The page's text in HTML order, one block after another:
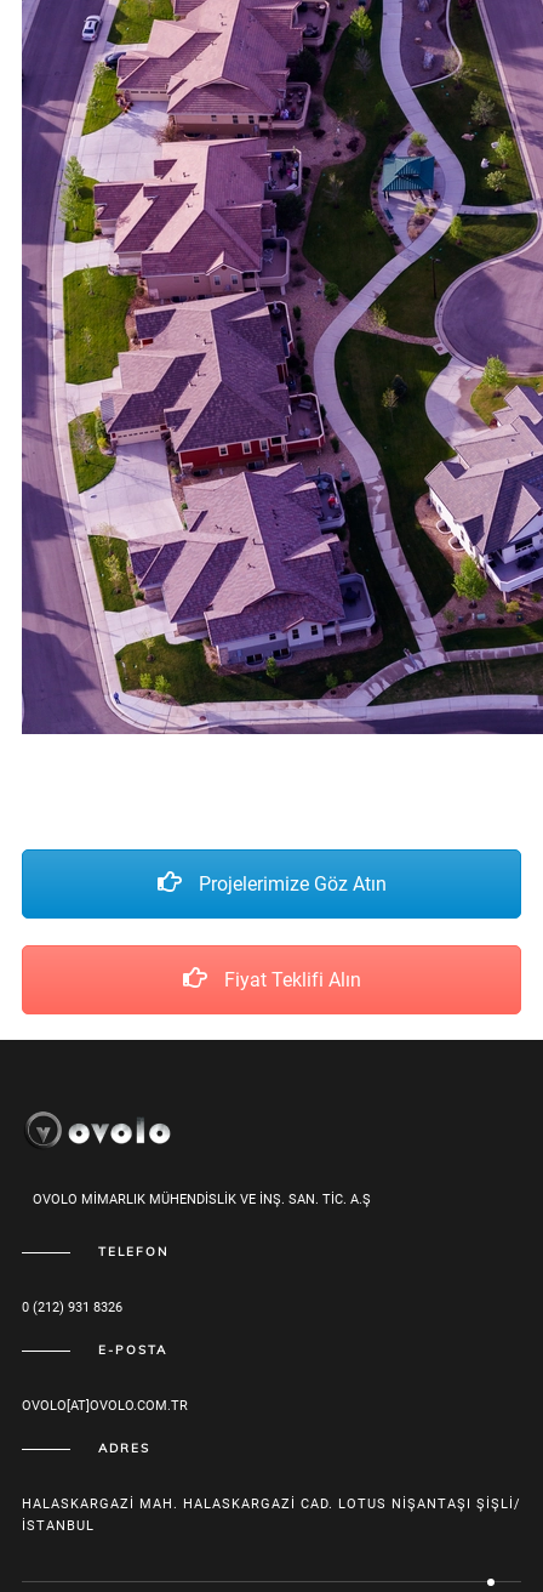
Projelerimize Göz Atın
Fiyat Teklifi Alın
OVOLO MİMARLIK MÜHENDİSLİK VE İNŞ. SAN. TİC. A.Ş
TELEFON
0 (212) 931 8326
E-POSTA
OVOLO[AT]OVOLO.COM.TR
ADRES
HALASKARGAZI MAH. HALASKARGAZI CAD. LOTUS NIŞANTAŞI ŞIŞLI/
İSTANBUL